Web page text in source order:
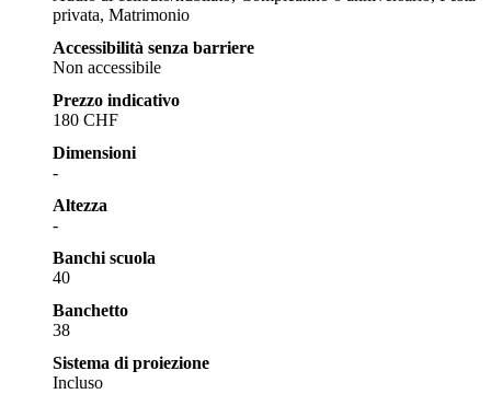
privata, Matrimonio
Accessibilità senza barriere
Non accessibile
Prezzo indicativo
180 CHF
Dimensioni
-
Altezza
-
Banchi scuola
40
Banchetto
38
Sistema di proiezione
Incluso